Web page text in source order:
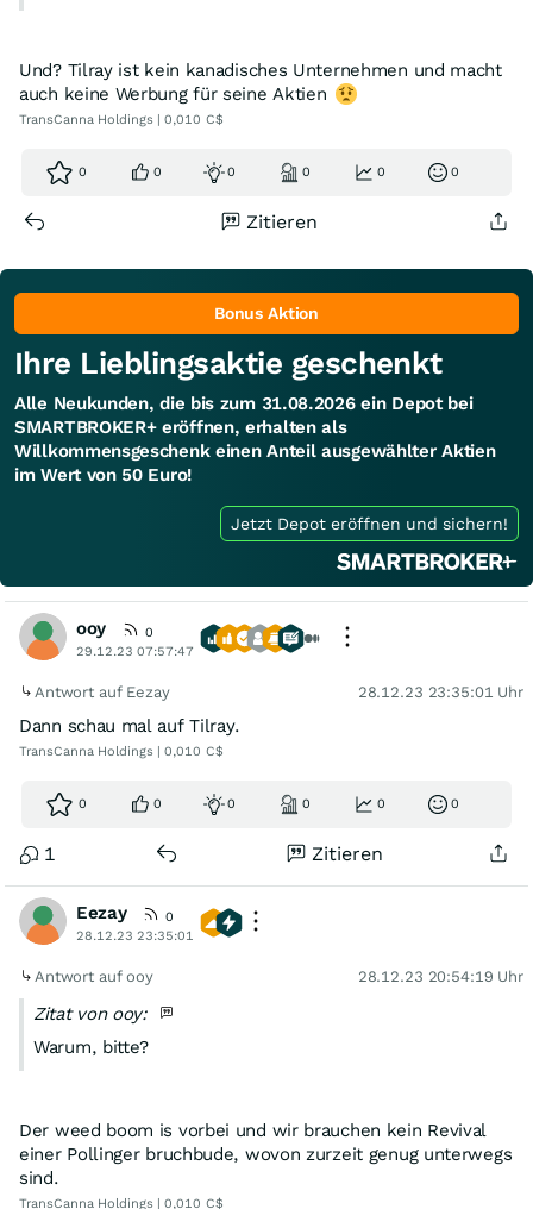
Und? Tilray ist kein kanadisches Unternehmen und macht
auch keine Werbung für seine Aktien
TransCanna Holdings | 0,010 C$
0 0 0 0 0 0
Zitieren
Bonus Aktion
Ihre Lieblingsaktie geschenkt
Alle Neukunden, die bis zum 31.08.2026 ein Depot bei
SMARTBROKER+ eröffnen, erhalten als
Willkommensgeschenk einen Anteil ausgewählter Aktien
im Wert von 50 Euro!
Jetzt Depot eröffnen und sichern!
ooy
0
29.12.23 07:57:47
Antwort auf Eezay 28.12.23 23:35:01 Uhr
Dann schau mal auf Tilray.
TransCanna Holdings | 0,010 C$
0 0 0 0 0 0
1 Zitieren
Eezay
0
28.12.23 23:35:01
Antwort auf ooy 28.12.23 20:54:19 Uhr
Zitat von ooy:
Warum, bitte?
Der weed boom is vorbei und wir brauchen kein Revival
einer Pollinger bruchbude, wovon zurzeit genug unterwegs
sind.
TransCanna Holdings | 0,010 C$